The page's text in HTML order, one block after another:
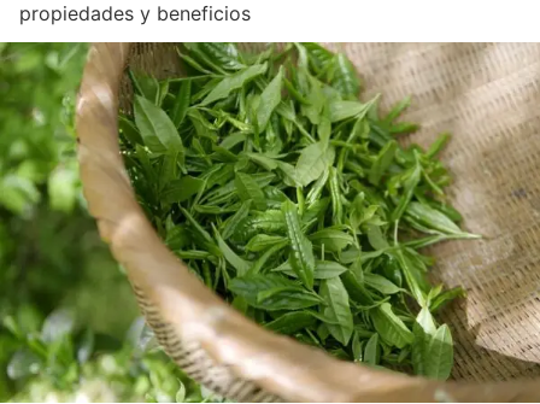
propiedades y beneficios